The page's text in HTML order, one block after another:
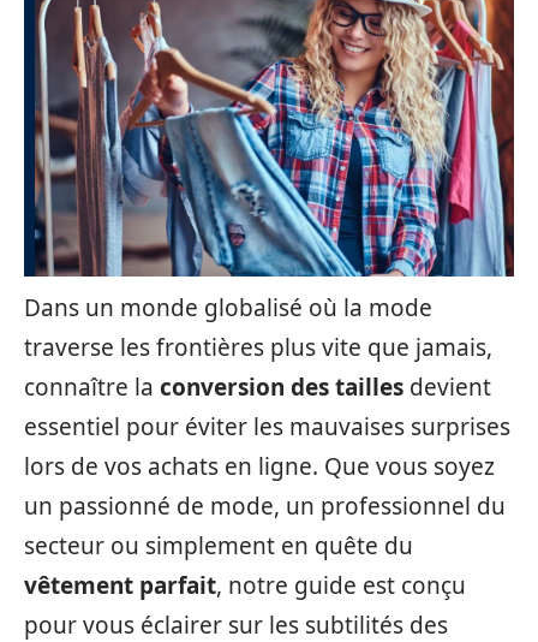
Dans un monde globalisé où la mode
traverse les frontières plus vite que jamais,
connaître la conversion des tailles devient
essentiel pour éviter les mauvaises surprises
lors de vos achats en ligne. Que vous soyez
un passionné de mode, un professionnel du
secteur ou simplement en quête du
vêtement parfait, notre guide est conçu
pour vous éclairer sur les subtilités des